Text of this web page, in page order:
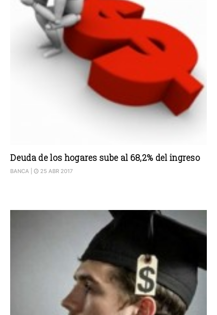
Deuda de los hogares sube al 68,2% del ingreso
BANCA | 25 ABR 2017